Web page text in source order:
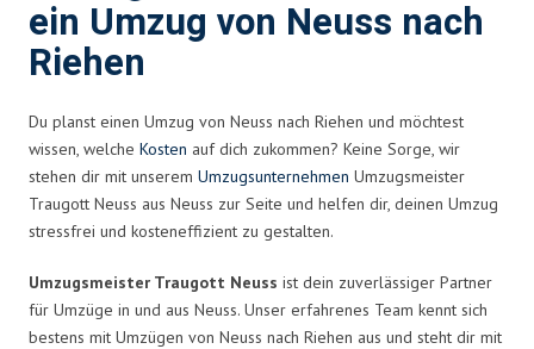
ein Umzug von Neuss nach
Riehen
Du planst einen Umzug von Neuss nach Riehen und möchtest
wissen, welche Kosten auf dich zukommen? Keine Sorge, wir
stehen dir mit unserem Umzugsunternehmen Umzugsmeister
Traugott Neuss aus Neuss zur Seite und helfen dir, deinen Umzug
stressfrei und kosteneffizient zu gestalten.
Umzugsmeister Traugott Neuss ist dein zuverlässiger Partner
für Umzüge in und aus Neuss. Unser erfahrenes Team kennt sich
bestens mit Umzügen von Neuss nach Riehen aus und steht dir mit